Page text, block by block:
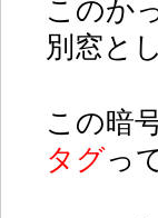
このか
別窓と
この暗
タグっ